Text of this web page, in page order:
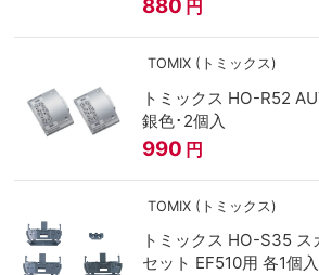
880 円
TOMIX (トミックス)
トミックス HO-R52
銀色･2個入
990 円
TOMIX (トミックス)
トミックス HO-S35 ス
セット EF510用 各1個入